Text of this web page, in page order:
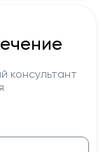
консультант